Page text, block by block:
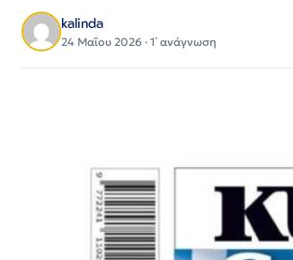
kalinda
24 Μαΐου 2026 · 1΄ ανάγνωση